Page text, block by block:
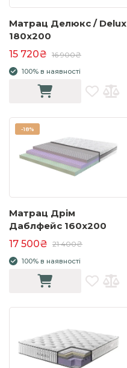
Матрац Делюкс / Delux
180x200
15 720₴ 16 900₴
100% в наявності
-18%
Матрац Дрім
Даблфейс 160x200
17 500₴ 21 400₴
100% в наявності